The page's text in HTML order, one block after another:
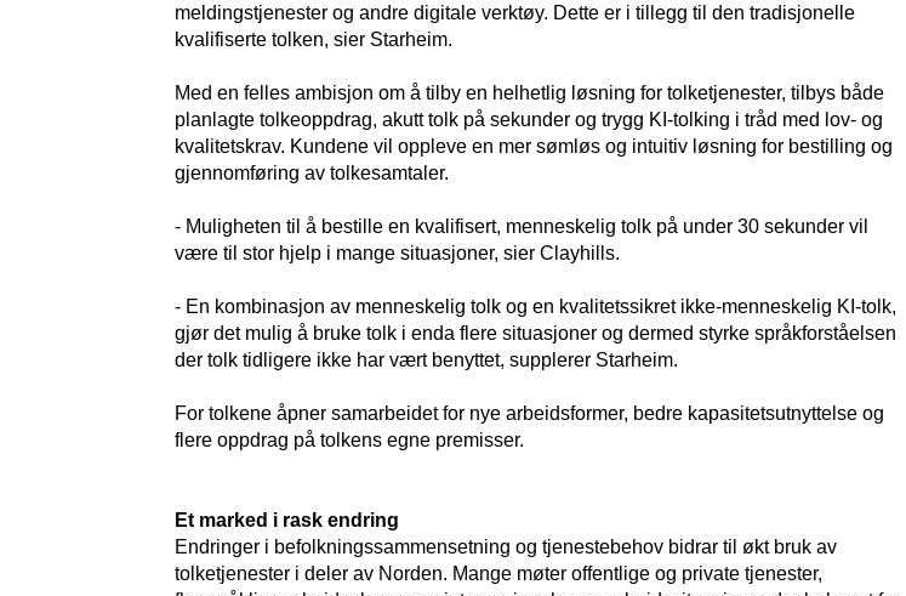
meldingstjenester og andre digitale verktøy. Dette er i tillegg til den tradisjonelle
kvalifiserte tolken, sier Starheim.
Med en felles ambisjon om å tilby en helhetlig løsning for tolketjenester, tilbys både
planlagte tolkeoppdrag, akutt tolk på sekunder og trygg KI-tolking i tråd med lov- og
kvalitetskrav. Kundene vil oppleve en mer sømløs og intuitiv løsning for bestilling og
gjennomføring av tolkesamtaler.
- Muligheten til å bestille en kvalifisert, menneskelig tolk på under 30 sekunder vil
være til stor hjelp i mange situasjoner, sier Clayhills.
- En kombinasjon av menneskelig tolk og en kvalitetssikret ikke-menneskelig KI-tolk,
gjør det mulig å bruke tolk i enda flere situasjoner og dermed styrke språkforståelsen
der tolk tidligere ikke har vært benyttet, supplerer Starheim.
For tolkene åpner samarbeidet for nye arbeidsformer, bedre kapasitetsutnyttelse og
flere oppdrag på tolkens egne premisser.
Et marked i rask endring
Endringer i befolkningssammensetning og tjenestebehov bidrar til økt bruk av
tolketjenester i deler av Norden. Mange møter offentlige og private tjenester,